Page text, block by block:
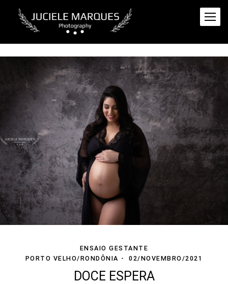
ENSAIO GESTANTE
PORTO VELHO/RONDÔNIA
02/NOVEMBRO/2021
DOCE ESPERA